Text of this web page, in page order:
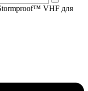
VHF для